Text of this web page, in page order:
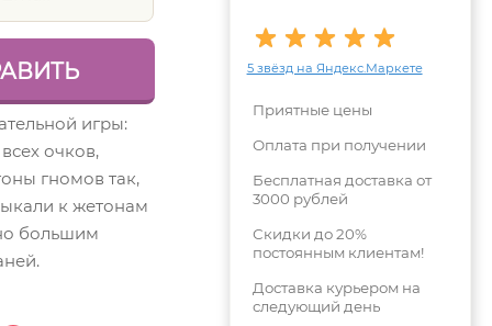
5 звёзд на Яндекс.Маркете
Приятные цены
Оплата при получении
Бесплатная доставка от
3000 рублей
Скидки до 20%
постоянным клиентам!
Доставка курьером на
следующий день
игры:
очков,
гномов так,
к жетонам
большим